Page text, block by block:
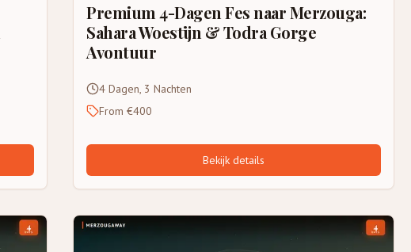
Premium 4-Dagen Fes naar Merzouga:
Sahara Woestijn & Todra Gorge
Avontuur
4 Dagen, 3 Nachten
From €400
Bekijk details